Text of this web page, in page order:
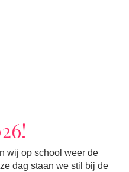
wij op school weer de
dag staan we stil bij de